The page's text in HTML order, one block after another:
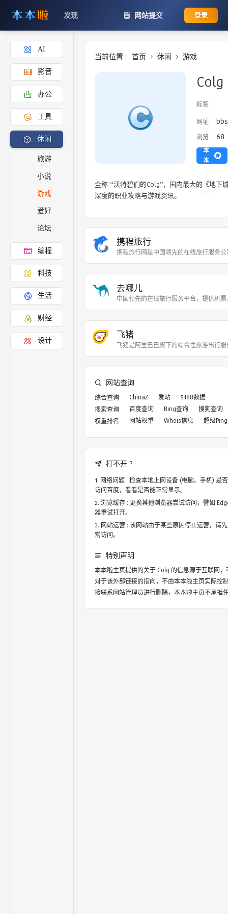
发现 网站提交 登录
AI
影音
办公
工具
休闲
旅游
小说
游戏
爱好
论坛
编程
科技
生活
财经
设计
当前位置 : 首页 休闲 游戏
Colg
标签
网址
浏览 68
添
到
本
本
主
全称 “沃特碧们的Colg”，国内最大的《地下
深度的职业攻略与游戏资讯。
携程旅行
携程旅行网是中国领先的在线旅行服务
去哪儿
中国领先的在线旅行服务平台，提供机
飞猪
飞猪是阿里巴巴旗下的综合性旅游出行
网站查询
综合查询 ChinaZ 爱站
5188数据
搜索查询
百度查询 Bing查询
搜狗查询
权重排名
网站权重 Whois信息 超级Ping
打不开 ?
网络问题 : 检查本地上网设备 (电脑、手机) 是
访问百度，看看是否能正常显示。
浏览缓存 : 更换其他浏览器尝试访问，譬如
器重试打开。
网站运营 : 该网站由于某些原因停止运营，请
常访问。
特别声明
本本啦主页提供的关于 Colg 的信息源于互联网
对于该外部链接的指向，不由本本啦主页实际控
接联系网站管理员进行删除，本本啦主页不承担